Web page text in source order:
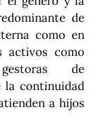
de
como en
activos como
de
la continuidad
a hijos